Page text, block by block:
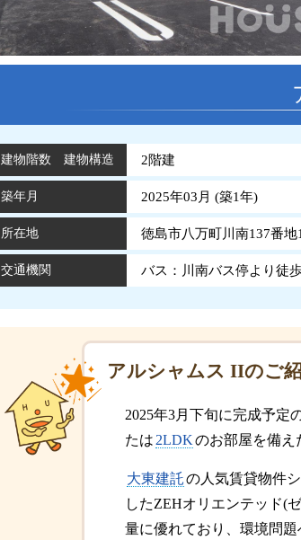
建物階数 建物構造 2階建
築年月 2025年03月 (築1年)
所在地 徳島市八万町川南137番地
交通機関 バス：川南バス停より徒
アルシャムス IIのご
2025年3月下旬に完成予定
たは 2LDKのお部屋を備え
大東建託の人気賃貸物件
したZEHオリエンテッド(
量に優れており、環境問